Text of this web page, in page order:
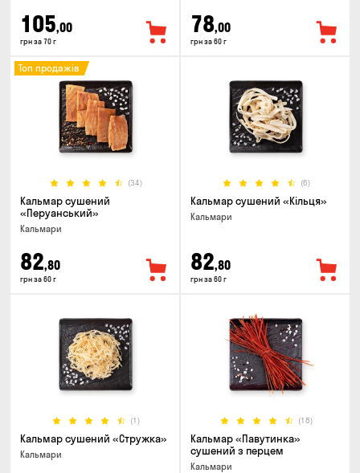
105,00
грн за 70 г
78,00
грн за 60 г
(34)
Топ продажів
Кальмар сушений
«Перуанський»
Кальмари
82,80
грн за 60 г
(6)
Кальмар сушений «Кільця»
Кальмари
82,80
грн за 60 г
(1)
Кальмар сушений «Стружка»
Кальмари
(18)
Кальмар «Павутинка»
сушений з перцем
Кальмари